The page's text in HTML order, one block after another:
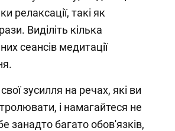
релаксації, такі як
Виділіть кілька
сеансів медитації
зусилля на речах, які ви
і намагайтеся не
занадто багато обов'язків,